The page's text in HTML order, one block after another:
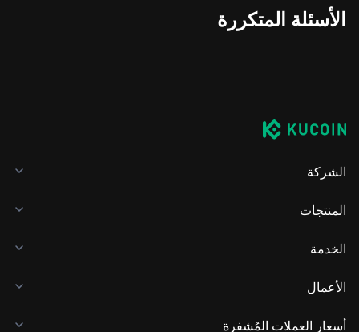
الأسئلة المتكررة
الشركة
المنتجات
الخدمة
الأعمال
أسعار العملات المُشفرة